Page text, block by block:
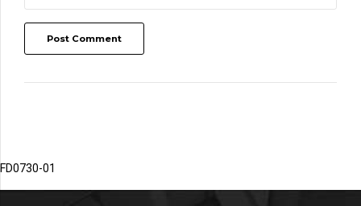
Post Comment
FD0730-01